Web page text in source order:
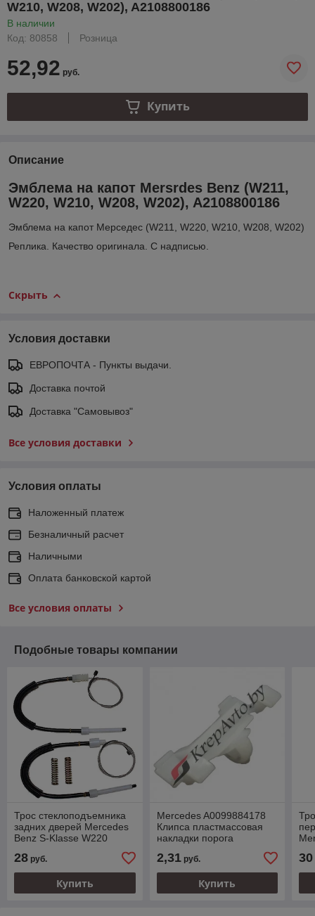
W210, W208, W202), A2108800186
В наличии
Код: 80858
Розница
52,92 руб.
Купить
Описание
Эмблема на капот Mersrdes Benz (W211,
W220, W210, W208, W202), A2108800186
Эмблема на капот Мерседес (W211, W220, W210, W208, W202)
Реплика. Качество оригинала. С надписью.
Скрыть
Условия доставки
ЕВРОПОЧТА - Пункты выдачи.
Доставка почтой
Доставка "Самовывоз"
Все условия доставки
Условия оплаты
Наложенный платеж
Безналичный расчет
Наличными
Оплата банковской картой
Все условия оплаты
Подобные товары компании
Трос стеклоподъемника
задних дверей Mercedes
Benz S-Klasse W220
28 руб.
Купить
Mercedes A0099884178
Клипса пластмассовая
накладки порога
2,31руб.
Купить
30